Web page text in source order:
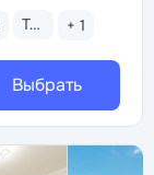
Тренажерный зал + 1
Выбрать